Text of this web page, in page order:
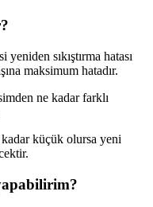
sıkıştırma hatası
maksimum hatadır.
ne kadar farklı
küçük olursa yeni